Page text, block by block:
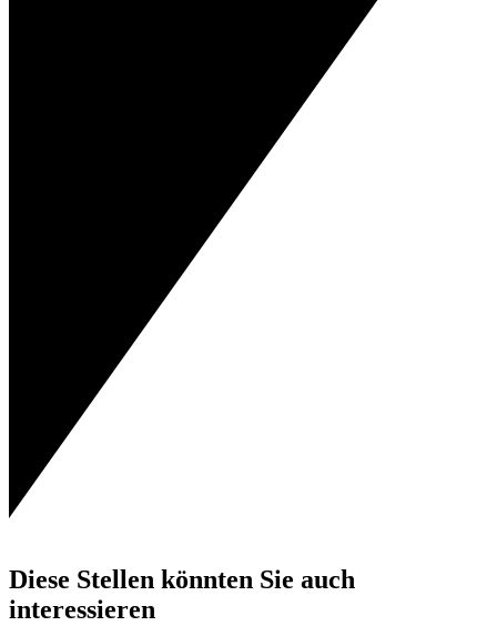
Diese Stellen könnten Sie auch
interessieren